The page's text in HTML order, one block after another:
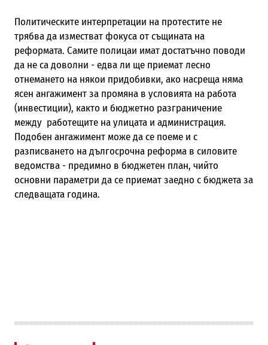
Политическите интерпретации на протестите не
трябва да изместват фокуса от същината на
реформата. Самите полицаи имат достатъчно поводи
да не са доволни - едва ли ще приемат лесно
отнемането на някои придобивки, ако насреща няма
ясен ангажимент за промяна в условията на работа
(инвестиции), както и бюджетно разграничение
между работещите на улицата и администрация.
Подобен ангажимент може да се поеме и с
разписването на дългосрочна реформа в силовите
ведомства - предимно в бюджетен план, чийто
основни параметри да се приемат заедно с бюджета за
следващата година.